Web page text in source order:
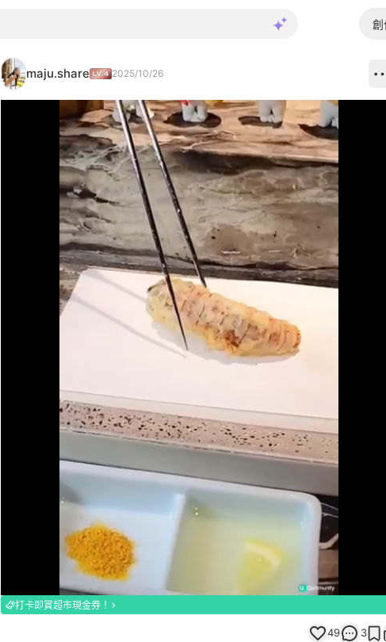
創
maju.share 2025/10/26
100.00%
打卡即賞超市現金券！
49 3